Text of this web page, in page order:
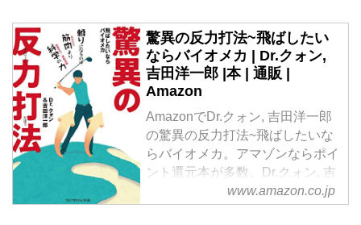
驚異の反力打法~飛ばしたい
ならバイオメカ | Dr.クォン,
吉田洋一郎 |本 | 通販 |
Amazon
AmazonでDr.クォン, 吉田洋一郎
の驚異の反力打法~飛ばしたいな
らバイオメカ。アマゾンならポイ
ント還元本が多数。Dr.クォン, 吉
田洋一郎作品ほか、お急ぎ便対象
商品は当日お届けも可能。また驚
www.amazon.co.jp